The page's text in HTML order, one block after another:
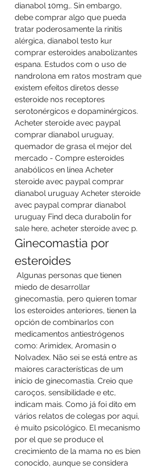
dianabol 10mg,. Sin embargo,
debe comprar algo que pueda
tratar poderosamente la rinitis
alérgica, dianabol testo kur
comprar esteroides anabolizantes
espana. Estudos com o uso de
nandrolona em ratos mostram que
existem efeitos diretos desse
esteroide nos receptores
serotonérgicos e dopaminérgicos.
Acheter steroide avec paypal
comprar dianabol uruguay,
quemador de grasa el mejor del
mercado - Compre esteroides
anabólicos en línea Acheter
steroide avec paypal comprar
dianabol uruguay Acheter steroide
avec paypal comprar dianabol
uruguay Find deca durabolin for
sale here, acheter steroide avec p.
Ginecomastia por
esteroides
miedo de desarrollar
ginecomastia, pero quieren tomar
los esteroides anteriores, tienen la
opción de combinarlos con
medicamentos antiestrógenos
como: Arimidex, Aromasin o
Nolvadex. Não sei se está entre as
maiores características de um
início de ginecomastia. Creio que
caroços, sensibilidade e etc,
indicam mais. Como já foi dito em
vários relatos de colegas por aqui,
é muito psicológico. El mecanismo
por el que se produce el
crecimiento de la mama no es bien
conocido, aunque se considera